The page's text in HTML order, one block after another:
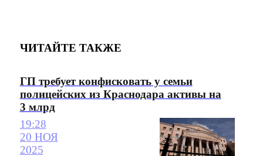
ЧИТАЙТЕ ТАКЖЕ
ГП требует конфисковать у семьи
полицейских из Краснодара активы на
3 млрд
19:28
20 НОЯ
2025